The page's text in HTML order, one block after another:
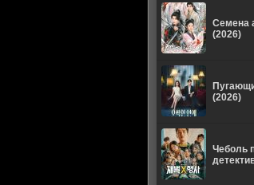
Семена
(2026)
(2026)
Чеболь